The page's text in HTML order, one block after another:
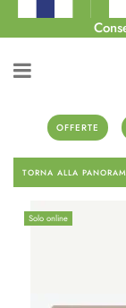
OFFERTE
TORNA ALLA
Solo online